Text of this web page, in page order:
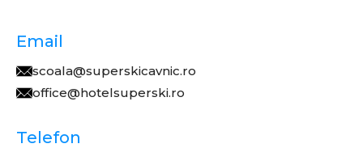
Email
scoala@superskicavnic.ro
office@hotelsuperski.ro
Telefon